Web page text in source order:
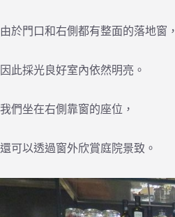
由於門口和右側都有整面的落地窗，
因此採光良好室內依然明亮。
我們坐在右側靠窗的座位，
還可以透過窗外欣賞庭院景致。